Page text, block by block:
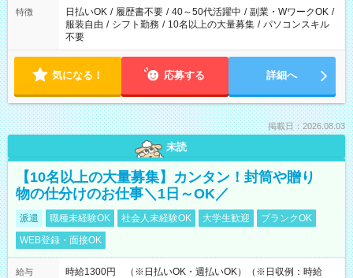
特徴 日払いOK / 履歴書不要 / 40～50代活躍中 / 副業・WワークOK /
服装自由 / シフト勤務 / 10名以上の大量募集 / パソコンスキル
不要
気になる！ 応募する 詳細へ
掲載日：2026.08.03
未読
【10名以上の大量募集】カンタン！封筒や贈り
物の仕分けのお仕事＼1日～OK／
派遣 職種未経験OK 社会人未経験OK 大学生歓迎
ブランクOK
WEB登録・面接OK
給与
時給1300円 （※日払いOK・週払いOK）（※日収例：時給